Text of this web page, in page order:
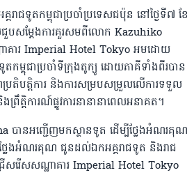
រាជទូតកម្ពុជាប្រចាំប្រទេសជប៉ុន នៅថ្ងៃទី៧ ខែ
បសម្តែងការគួរសមពីលោក Kazuhiko
ាគារ Imperial Hotel Tokyo អមដោយ
កម្ពុជាប្រចាំទីក្រុងតូក្យូ ដោយភាគីទាំងពីរបាន
រតិបត្តិការ និងការសម្របសម្រួលលើការទទួល
រឹត្តិការណ៍ផ្លូវការនានានាពេលអនាគត។
ានអញ្ជើញមកស្ថានទូត ដើម្បីថ្លែងអំណរគុណ
ងអំណរគុណ ជូនដល់ឯកអគ្គរាជទូត និងរាជ
រើសរើសសណ្ឋាគារ Imperial Hotel Tokyo